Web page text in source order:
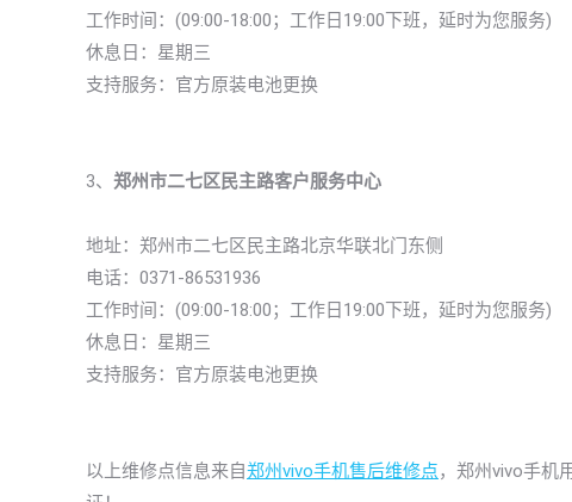
工作时间：(09:00-18:00；工作日19:00下班，延时为您服务)
休息日：星期三
支持服务：官方原装电池更换
3、 郑州市二七区民主路客户服务中心
地址：郑州市二七区民主路北京华联北门东侧
电话：0371-86531936
工作时间：(09:00-18:00；工作日19:00下班，延时为您服务)
休息日：星期三
支持服务：官方原装电池更换
以上维修点信息来自郑州vivo手机售后维修点，郑州vivo手机